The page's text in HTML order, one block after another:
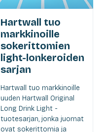
Hartwall tuo
markkinoille
sokerittomien
light-lonkeroiden
sarjan
Hartwall tuo markkinoille
uuden Hartwall Original
Long Drink Light -
tuotesarjan, jonka juomat
ovat sokerittomia ja